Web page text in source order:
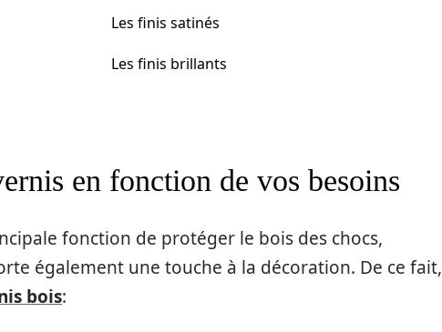
Les finis satinés
Les finis brillants
en fonction de vos besoins
fonction de protéger le bois des chocs,
également une touche à la décoration. De ce fait,
bois: